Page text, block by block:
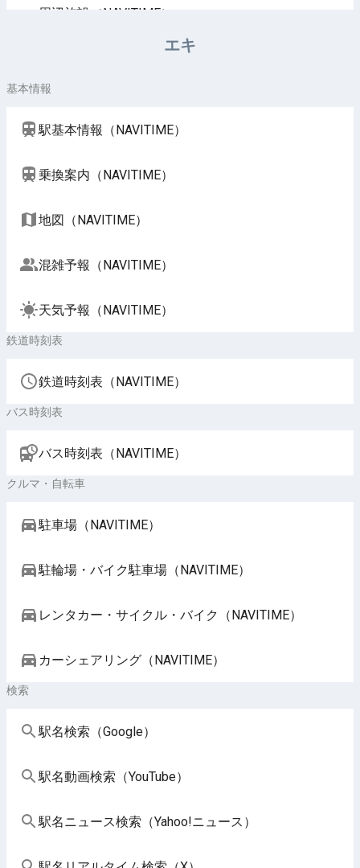
周辺施設（NAVITIME）
エキ
基本情報
駅基本情報（NAVITIME）
乗換案内（NAVITIME）
地図（NAVITIME）
混雑予報（NAVITIME）
天気予報（NAVITIME）
鉄道時刻表
鉄道時刻表（NAVITIME）
バス時刻表
バス時刻表（NAVITIME）
クルマ・自転車
駐車場（NAVITIME）
駐輪場・バイク駐車場（NAVITIME）
レンタカー・サイクル・バイク（NAVITIME）
カーシェアリング（NAVITIME）
検索
駅名検索（Google）
駅名動画検索（YouTube）
駅名ニュース検索（Yahoo!ニュース）